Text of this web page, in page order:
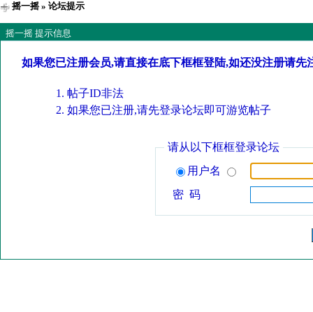
摇一摇» 论坛提示
摇一摇 提示信息
如果您已注册会员,请直接在底下框框登陆,如还没注册请先
帖子ID非法
如果您已注册,请先登录论坛即可游览帖子
请从以下框框登录论坛
用户名
密 码